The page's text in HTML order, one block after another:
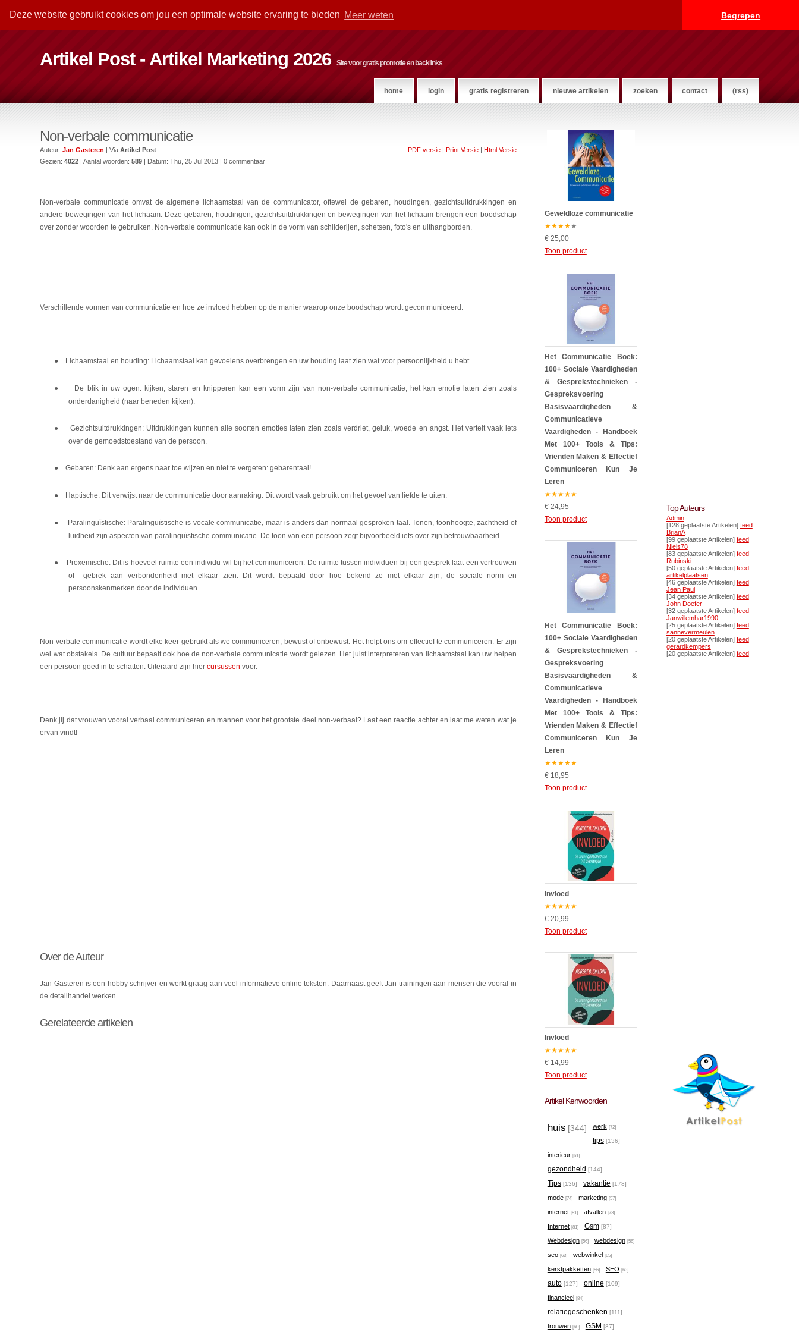
Deze website gebruikt cookies om jou een optimale website ervaring te bieden Meer weten Begrepen
Artikel Post - Artikel Marketing 2026 Site voor gratis promotie en backlinks
home login gratis registreren nieuwe artikelen zoeken contact (rss)
Non-verbale communicatie
PDF versie| Print Versie| Html Versie
Auteur:Jan Gasteren | ViaArtikel Post
Gezien:4022 | Aantal woorden:589 | Datum:Thu, 25 Jul 2013 | 0 commentaar
Non-verbale communicatie omvat de algemene lichaamstaal van de communicator, oftewel de gebaren, houdingen, gezichtsuitdrukkingen en
andere bewegingen van het lichaam. Deze gebaren, houdingen, gezichtsuitdrukkingen en bewegingen van het lichaam brengen een boodschap
over zonder woorden te gebruiken. Non-verbale communicatie kan ook in de vorm van schilderijen, schetsen, foto's en uithangborden.
Verschillende vormen van communicatie en hoe ze invloed hebben op de manier waarop onze boodschap wordt gecommuniceerd:
● Lichaamstaal en houding: Lichaamstaal kan gevoelens overbrengen en uw houding laat zien wat voor persoonlijkheid u hebt.
●
De blik in uw ogen: kijken, staren en knipperen kan een vorm zijn van non-verbale communicatie, het kan emotie laten zien zoals
onderdanigheid (naar beneden kijken).
●
Gezichtsuitdrukkingen: Uitdrukkingen kunnen alle soorten emoties laten zien zoals verdriet, geluk, woede en angst. Het vertelt vaak iets
over de gemoedstoestand van de persoon.
● Gebaren: Denk aan ergens naar toe wijzen en niet te vergeten: gebarentaal!
● Haptische: Dit verwijst naar de communicatie door aanraking. Dit wordt vaak gebruikt om het gevoel van liefde te uiten.
●
Paralinguïstische: Paralinguïstische is vocale communicatie, maar is anders dan normaal gesproken taal. Tonen, toonhoogte, zachtheid of
luidheid zijn aspecten van paralinguïstische communicatie. De toon van een persoon zegt bijvoorbeeld iets over zijn betrouwbaarheid.
●
Proxemische: Dit is hoeveel ruimte een individu wil bij het communiceren. De ruimte tussen individuen bij een gesprek laat een vertrouwen
of gebrek aan verbondenheid met elkaar zien. Dit wordt bepaald door hoe bekend ze met elkaar zijn, de sociale norm en
persoonskenmerken door de individuen.
Non-verbale communicatie wordt elke keer gebruikt als we communiceren, bewust of onbewust. Het helpt ons om effectief te communiceren. Er zijn
wel wat obstakels. De cultuur bepaalt ook hoe de non-verbale communicatie wordt gelezen. Het juist interpreteren van lichaamstaal kan uw helpen
een persoon goed in te schatten. Uiteraard zijn hiercursussen voor.
Denk jij dat vrouwen vooral verbaal communiceren en mannen voor het grootste deel non-verbaal? Laat een reactie achter en laat me weten wat je
ervan vindt!
Over de Auteur
Jan Gasteren is een hobby schrijver en werkt graag aan veel informatieve online teksten. Daarnaast geeft Jan trainingen aan mensen die vooral in
de detailhandel werken.
Gerelateerde artikelen
Geweldloze communicatie
★★★★★
€ 25,00
Toon product
Het Communicatie Boek:
100+ Sociale Vaardigheden
& Gesprekstechnieken -
Gespreksvoering
Basisvaardigheden &
Communicatieve
Vaardigheden - Handboek
Met 100+ Tools & Tips:
Vrienden Maken & Effectief
Communiceren Kun Je
Leren
★★★★★
€ 24,95
Toon product
Het Communicatie Boek:
100+ Sociale Vaardigheden
& Gesprekstechnieken -
Gespreksvoering
Basisvaardigheden &
Communicatieve
Vaardigheden - Handboek
Met 100+ Tools & Tips:
Vrienden Maken & Effectief
Communiceren Kun Je
Leren
★★★★★
€ 18,95
Toon product
Invloed
★★★★★
€ 20,99
Toon product
Invloed
★★★★★
€ 14,99
Toon product
Artikel Kenwoorden
huis [344] werk [72]
tips [136]
interieur [61]
gezondheid [144]
Tips [136] vakantie [178]
mode [74] marketing [57]
internet [81] afvallen [73]
Internet [81] Gsm [87]
Webdesign [56] webdesign [56]
seo [63] webwinkel [65]
kerstpakketten [56] SEO [63]
auto [127] online [109]
financieel [84]
relatiegeschenken [111]
trouwen [60] GSM [87]
Top Auteurs
Admin
[128 geplaatste Artikelen] feed
BrianA
[99 geplaatste Artikelen] feed
Niels78
[83 geplaatste Artikelen] feed
Rubinski
[50 geplaatste Artikelen] feed
artikelplaatsen
[46 geplaatste Artikelen] feed
Jean Paul
[34 geplaatste Artikelen] feed
John Doefer
[32 geplaatste Artikelen] feed
Janwillemhar1990
[25 geplaatste Artikelen] feed
sannevermeulen
[20 geplaatste Artikelen] feed
gerardkempers
[20 geplaatste Artikelen] feed